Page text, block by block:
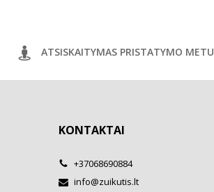
ATSISKAITYMAS PRISTATYMO METU
KONTAKTAI
+37068690884
info@zuikutis.lt